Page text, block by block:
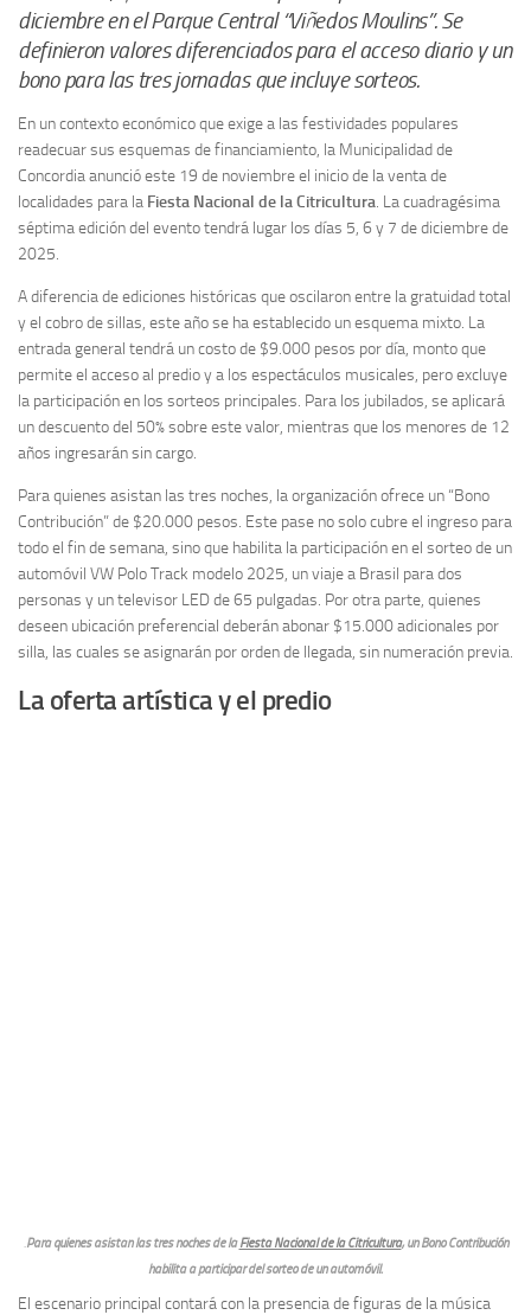
diciembre en el Parque Central “Viñedos Moulins”. Se
definieron valores diferenciados para el acceso diario y un
bono para las tres jornadas que incluye sorteos.
En un contexto económico que exige a las festividades populares
readecuar sus esquemas de financiamiento, la Municipalidad de
Concordia anunció este 19 de noviembre el inicio de la venta de
localidades para la Fiesta Nacional de la Citricultura. La cuadragésima
séptima edición del evento tendrá lugar los días 5, 6 y 7 de diciembre de
2025.
A diferencia de ediciones históricas que oscilaron entre la gratuidad total
y el cobro de sillas, este año se ha establecido un esquema mixto. La
entrada general tendrá un costo de $9.000 pesos por día, monto que
permite el acceso al predio y a los espectáculos musicales, pero excluye
la participación en los sorteos principales. Para los jubilados, se aplicará
un descuento del 50% sobre este valor, mientras que los menores de 12
años ingresarán sin cargo.
Para quienes asistan las tres noches, la organización ofrece un “Bono
Contribución” de $20.000 pesos. Este pase no solo cubre el ingreso para
todo el fin de semana, sino que habilita la participación en el sorteo de un
automóvil VW Polo Track modelo 2025, un viaje a Brasil para dos
personas y un televisor LED de 65 pulgadas. Por otra parte, quienes
deseen ubicación preferencial deberán abonar $15.000 adicionales por
silla, las cuales se asignarán por orden de llegada, sin numeración previa.
La oferta artística y el predio
Para quienes asistan las tres noches de laFiesta Nacional de la Citricultura, un Bono Contribución
habilita a participar del sorteo de un automóvil.
El escenario principal contará con la presencia de figuras de la música